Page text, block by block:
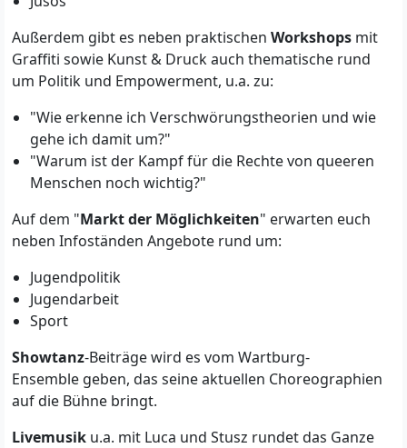
Außerdem gibt es neben praktischen Workshops mit
Graffiti sowie Kunst & Druck auch thematische rund
um Politik und Empowerment, u.a. zu:
"Wie erkenne ich Verschwörungstheorien und wie
gehe ich damit um?"
"Warum ist der Kampf für die Rechte von queeren
Menschen noch wichtig?"
Auf dem "Markt der Möglichkeiten" erwarten euch
neben Infoständen Angebote rund um:
Jugendpolitik
Jugendarbeit
Sport
Showtanz-Beiträge wird es vom Wartburg-
Ensemble geben, das seine aktuellen Choreographien
auf die Bühne bringt.
Livemusik u.a. mit Luca und Stusz rundet das Ganze